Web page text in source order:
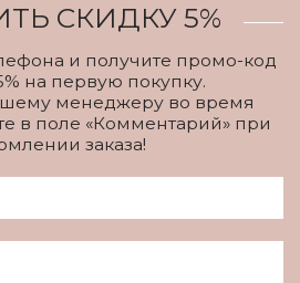
СКИДКУ 5%
и получите промо-код
на первую покупку.
менеджеру во время
в поле «Комментарий» при
заказа!